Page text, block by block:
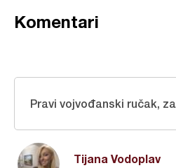
Komentari
Tijana Vodoplav
Pravi vojvođanski ručak,